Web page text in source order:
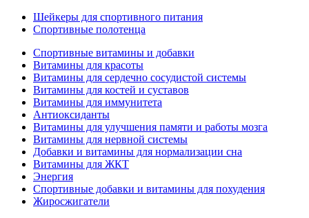
Шейкеры для спортивного питания
Спортивные полотенца
Спортивные витамины и добавки
Витамины для красоты
Витамины для сердечно сосудистой системы
Витамины для костей и суставов
Витамины для иммунитета
Антиоксиданты
Витамины для улучшения памяти и работы мозга
Витамины для нервной системы
Добавки и витамины для нормализации сна
Витамины для ЖКТ
Энергия
Спортивные добавки и витамины для похудения
Жиросжигатели